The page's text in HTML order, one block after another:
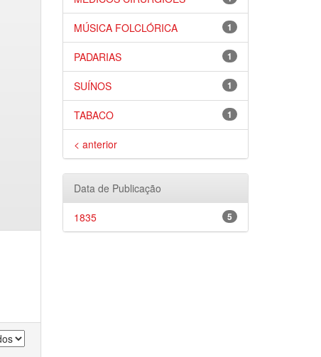
1
MÚSICA FOLCLÓRICA
1
PADARIAS
1
SUÍNOS
1
TABACO
< anterior
Data de Publicação
5
1835